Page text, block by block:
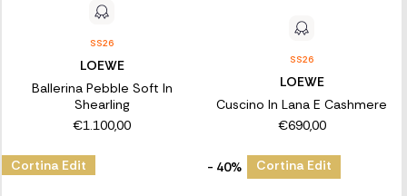
SS26
LOEWE
Ballerina Pebble Soft In
Shearling
€1.100,00
SS26
LOEWE
Cuscino In Lana E Cashmere
€690,00
Cortina Edit - 40% Cortina Edit